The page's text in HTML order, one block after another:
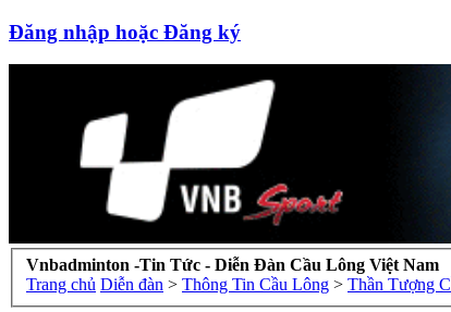
Đăng nhập hoặc Đăng ký
Vnbadminton -Tin Tức - Diễn Đàn Cầu Lông Việt Nam
Trang chủ Diễn đàn > Thông Tin Cầu Lông > Thần Tượng